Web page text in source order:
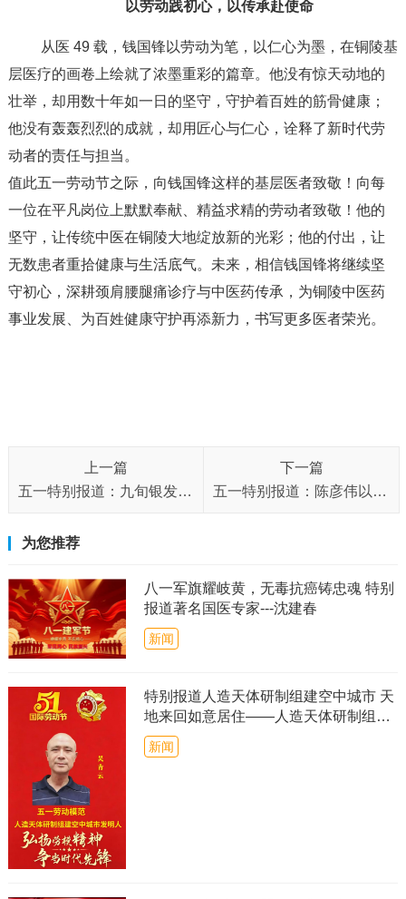
以劳动践初心，以传承赴使命
从医 49 载，钱国锋以劳动为笔，以仁心为墨，在铜陵基
层医疗的画卷上绘就了浓墨重彩的篇章。他没有惊天动地的
壮举，却用数十年如一日的坚守，守护着百姓的筋骨健康；
他没有轰轰烈烈的成就，却用匠心与仁心，诠释了新时代劳
动者的责任与担当。
值此五一劳动节之际，向钱国锋这样的基层医者致敬！向每
一位在平凡岗位上默默奉献、精益求精的劳动者致敬！他的
坚守，让传统中医在铜陵大地绽放新的光彩；他的付出，让
无数患者重拾健康与生活底气。未来，相信钱国锋将继续坚
守初心，深耕颈肩腰腿痛诊疗与中医药传承，为铜陵中医药
事业发展、为百姓健康守护再添新力，书写更多医者荣光。
上一篇
五一特别报道：九旬银发学者的“文化劳动节”——记《易经》修复者薛德钧先生
下一篇
五一特别报道：陈彦伟以金融之基铸易学之魂，用千年智慧赋能当代
为您推荐
八一军旗耀岐黄，无毒抗癌铸忠魂 特别
报道著名国医专家---沈建春
新闻
特别报道人造天体研制组建空中城市 天
地来回如意居住——人造天体研制组建
空中城市）CCTV客座教授吴青云
新闻